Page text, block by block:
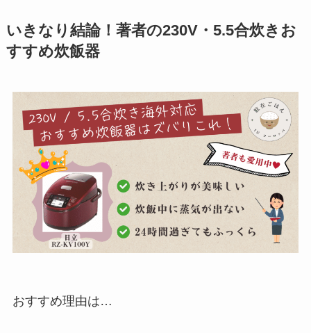
いきなり結論！著者の230V・5.5合炊きお
すすめ炊飯器
おすすめ理由は…